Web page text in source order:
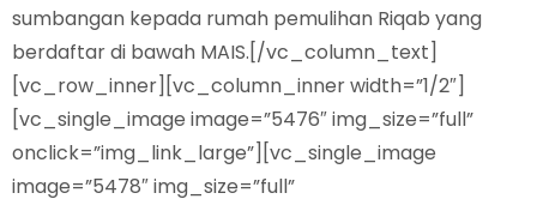
sumbangan kepada rumah pemulihan Riqab yang
berdaftar di bawah MAIS.[/vc_column_text]
[vc_row_inner][vc_column_inner width=”1/2″]
[vc_single_image image=”5476″ img_size=”full”
onclick=”img_link_large”][vc_single_image
image=”5478″ img_size=”full”